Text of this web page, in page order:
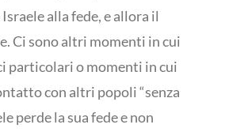
alla fede, e allora il
Ci sono altri momenti in cui
particolari o momenti in cui
con altri popoli “senza
perde la sua fede e non